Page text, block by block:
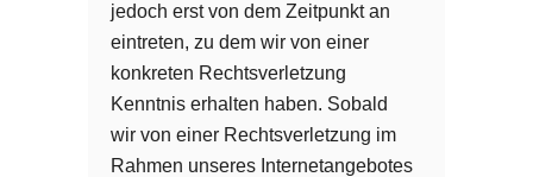
jedoch erst von dem Zeitpunkt an
eintreten, zu dem wir von einer
konkreten Rechtsverletzung
Kenntnis erhalten haben. Sobald
wir von einer Rechtsverletzung im
Rahmen unseres Internetangebotes